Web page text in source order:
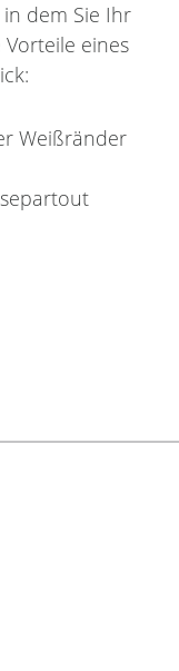
dem Sie Ihr
eines
Weißränder